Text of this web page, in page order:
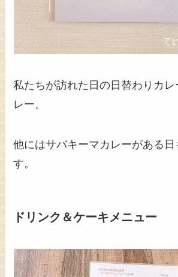
私たちが訪れた日の日替わりカレ
レー。
他にはサバキーマカレーがある
す。
ドリンク＆ケーキメニュー